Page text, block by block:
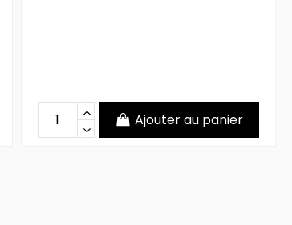
Ajouter au panier